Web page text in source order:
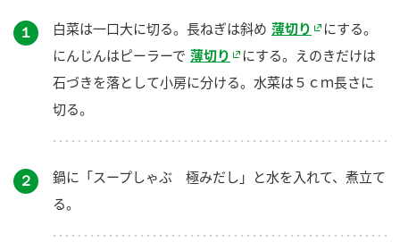
１ 白菜は一口大に切る。長ねぎは斜め 薄切り
にする。
にんじんはピーラーで 薄切り
にする。えのきだけは
石づきを落として小房に分ける。水菜は５ｃｍ長さに
切る。
２
鍋に「スープしゃぶ 極みだし」と水を入れて、煮立て
る。